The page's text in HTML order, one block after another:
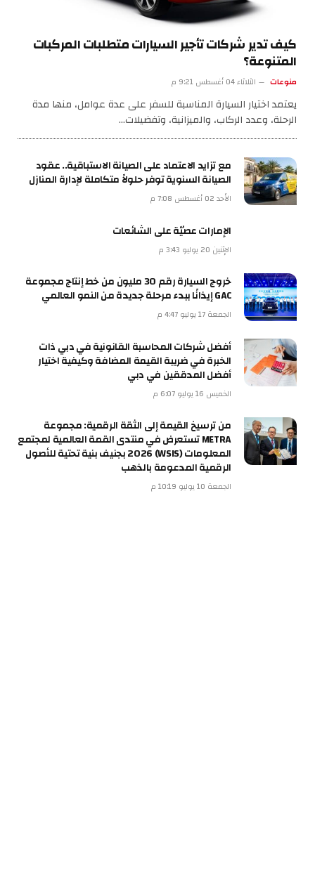
كيف تدير شركات تأجير السيارات متطلبات المركبات
المتنوعة؟
منوعات الثلاثاء 04 أغسطس 9:21 م
يعتمد اختيار السيارة المناسبة للسفر على عدة عوامل، منها مدة
الرحلة، وعدد الركاب، والميزانية، وتفضيلات…
مع تزايد الاعتماد على الصيانة الاستباقية.. عقود
الصيانة السنوية توفر حلولاً متكاملة لإدارة المنازل
الأحد 02 أغسطس 7:08 م
الإمارات عصيّة على الشائعات
الإثنين 20 يوليو 3:43 م
خروج السيارة رقم 30 مليون من خط إنتاج مجموعة
GAC إيذانًا ببدء مرحلة جديدة من النمو العالمي
الجمعة 17 يوليو 4:47 م
أفضل شركات المحاسبة القانونية في دبي ذات
الخبرة في ضريبة القيمة المضافة وكيفية اختيار
أفضل المدققين في دبي
الخميس 16 يوليو 6:07 م
من ترسيخ القيمة إلى الثقة الرقمية: مجموعة
METRA تستعرض في منتدى القمة العالمية لمجتمع
المعلومات (WSIS) 2026 بجنيف بنية تحتية للأصول
الرقمية المدعومة بالذهب
الجمعة 10 يوليو 10:19 م